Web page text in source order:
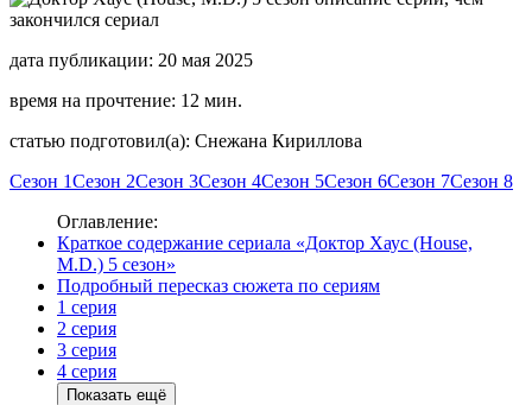
дата публикации: 20 мая 2025
время на прочтение: 12 мин.
статью подготовил(а): Снежана Кириллова
Сезон 1Сезон 2Сезон 3Сезон 4Сезон 5Сезон 6Сезон 7Сезон 8
Оглавление:
Краткое содержание сериала «Доктор Хаус (House,
M.D.) 5 сезон»
Подробный пересказ сюжета по сериям
1 серия
2 серия
3 серия
4 серия
Показать ещё